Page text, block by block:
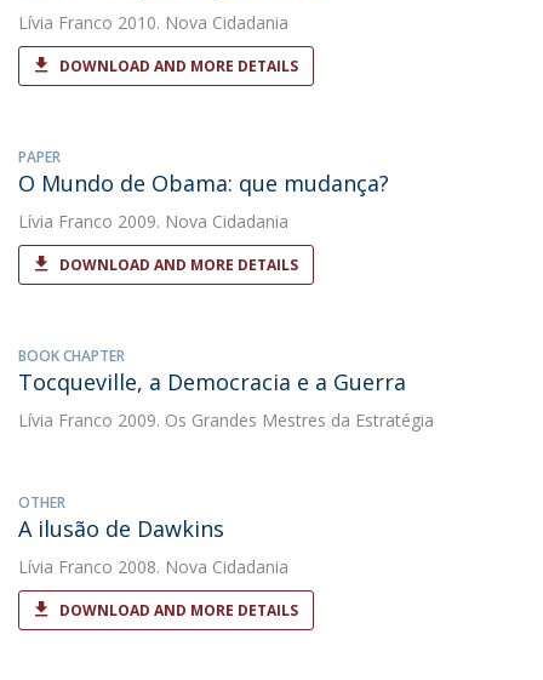
Lívia Franco 2010. Nova Cidadania
DOWNLOAD AND MORE DETAILS
PAPER
O Mundo de Obama: que mudança?
Lívia Franco 2009. Nova Cidadania
DOWNLOAD AND MORE DETAILS
BOOK CHAPTER
Tocqueville, a Democracia e a Guerra
Lívia Franco 2009. Os Grandes Mestres da Estratégia
OTHER
A ilusão de Dawkins
Lívia Franco 2008. Nova Cidadania
DOWNLOAD AND MORE DETAILS